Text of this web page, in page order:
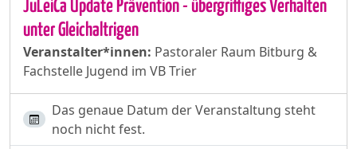
JuLeiCa Update Prävention - übergriffiges Verhalten
unter Gleichaltrigen
Veranstalter*innen: Pastoraler Raum Bitburg &
Fachstelle Jugend im VB Trier
Das genaue Datum der Veranstaltung steht
noch nicht fest.